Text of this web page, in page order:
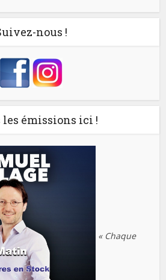
nous !
les émissions ici !
« Chaque